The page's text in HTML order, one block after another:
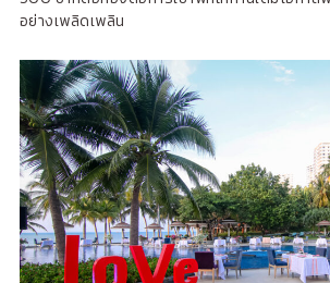
อย่างเพลิดเพลิน